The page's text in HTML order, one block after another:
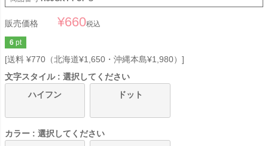
販売価格 ¥660税込
6 pt
送料 ¥770（北海道¥1,650・沖縄本島¥1,980）
文字スタイル
選択してください
ハイフン
ドット
カラー
選択してください